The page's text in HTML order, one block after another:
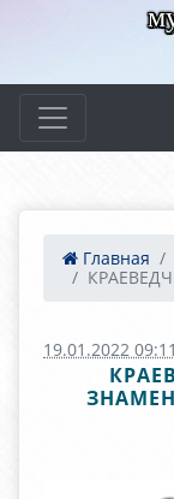
Главная
19.01.2022 09:11